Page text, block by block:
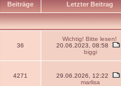
Beiträge Letzter Beitrag
36
Wichtig! Bitte lesen!
20.06.2023, 08:58
biggi
4271
29.06.2026, 12:22
marlisa